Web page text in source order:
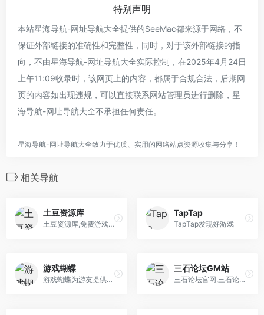
特别声明
本站星海导航-网址导航大全提供的SeeMac都来源于网络，不
保证外部链接的准确性和完整性，同时，对于该外部链接的指
向，不由星海导航-网址导航大全实际控制，在2025年4月24日
上午11:09收录时，该网页上的内容，都属于合规合法，后期网
页的内容如出现违规，可以直接联系网站管理员进行删除，星
海导航-网址导航大全不承担任何责任。
星海导航-网址导航大全致力于优质、实用的网络站点资源收集与分享！
相关导航
土豆资源库
土豆资源库,免费游戏下载，免费软件下载，免费教程，steam游戏下载
TapTap
TapTap发现好游戏
游戏蝴蝶
游戏蝴蝶为游友提供手游内部福利号免费预约与领取、安卓网游与单机游戏下载，分享手游精品攻略评测、手游行业干货内容以及手游公会那点事。
三石论坛GM站
三石论坛官网,三石论坛gm,三石gm站,三石gm,免费GM游戏,好玩有趣的GM游戏、视频、图片等有趣事物分享交流网站